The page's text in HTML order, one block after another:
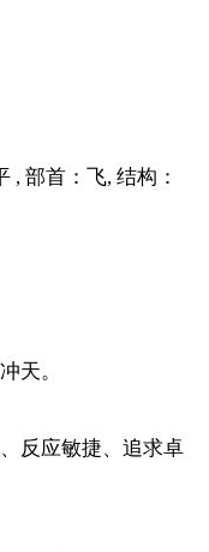
, 部首：飞, 结构：
天。
反应敏捷、追求卓